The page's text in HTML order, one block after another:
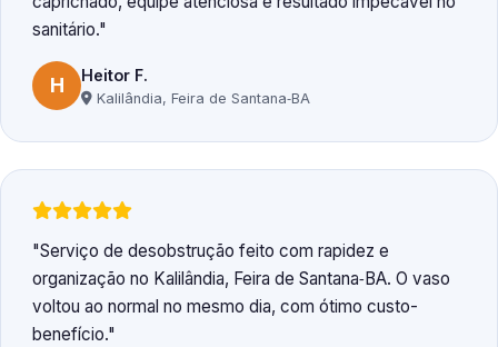
sanitário.
H Heitor F.
Kalilândia, Feira de Santana‑BA
Serviço de desobstrução feito com rapidez e
organização no Kalilândia, Feira de Santana‑BA. O vaso
voltou ao normal no mesmo dia, com ótimo custo-
benefício.